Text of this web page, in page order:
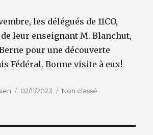
les délégués de 11CO,
leur enseignant M. Blanchut,
pour une découverte
Fédéral. Bonne visite à eux!
Publié
02/11/2023 Catégories
Non classé